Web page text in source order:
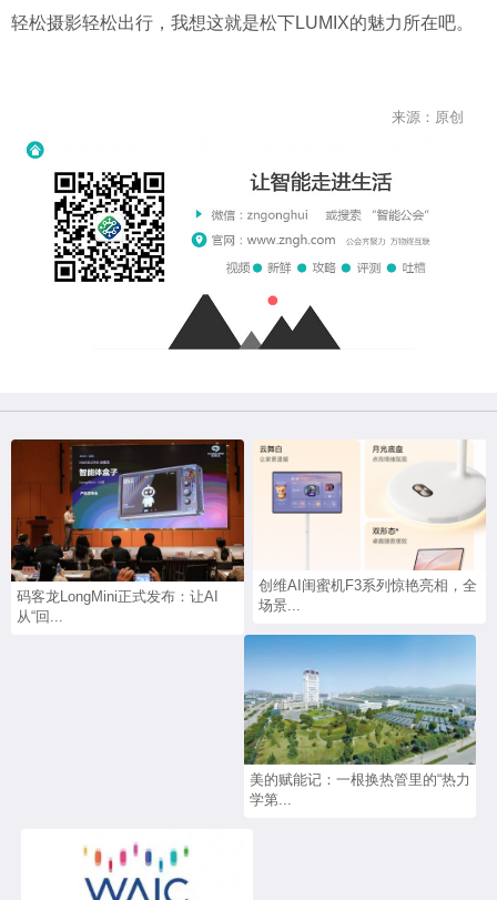
轻松摄影轻松出行，我想这就是松下LUMIX的魅力所在吧。
来源：原创
码客龙LongMini正式发布：让AI
从“回...
创维AI闺蜜机F3系列惊艳亮相，全
场景...
美的赋能记：一根换热管里的“热力
学第...